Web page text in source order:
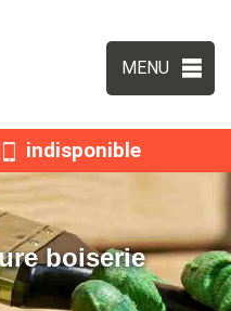
MENU
indisponible
boiserie